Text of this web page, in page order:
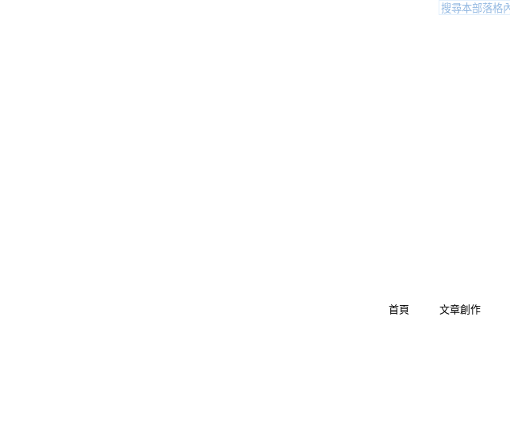
首頁 文章創作